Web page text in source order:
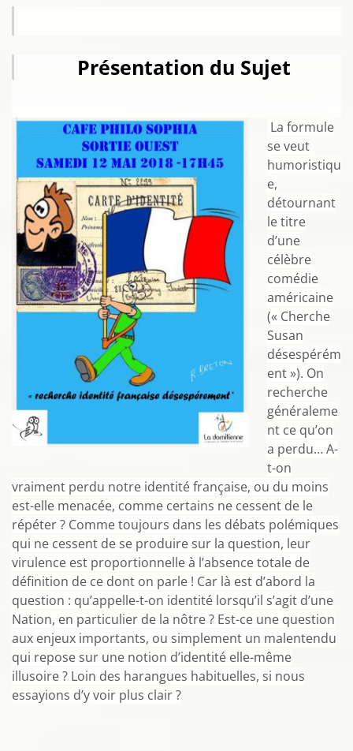
Présentation du Sujet
La formule
se veut
humoristiqu
e,
détournant
le titre
d’une
célèbre
comédie
américaine
(« Cherche
Susan
désespérém
ent »). On
recherche
généraleme
nt ce qu’on
a perdu… A-
t-on
vraiment perdu notre identité française, ou du moins
est-elle menacée, comme certains ne cessent de le
répéter ? Comme toujours dans les débats polémiques
qui ne cessent de se produire sur la question, leur
virulence est proportionnelle à l’absence totale de
définition de ce dont on parle ! Car là est d’abord la
question : qu’appelle-t-on identité lorsqu’il s’agit d’une
Nation, en particulier de la nôtre ? Est-ce une question
aux enjeux importants, ou simplement un malentendu
qui repose sur une notion d’identité elle-même
illusoire ? Loin des harangues habituelles, si nous
essayions d’y voir plus clair ?